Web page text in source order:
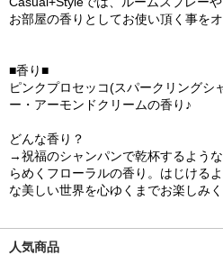
お部屋の香りとしてお使い頂く事を
■香り■
ピンクプロセッコ(スパークリングシ
ー・アーモンドクリームの香り♪
どんな香り？
→祝福のシャンパンで乾杯するよう
らめくフローラルの香り。はじける
な美しい世界を心ゆくまでお楽しみく
人気商品